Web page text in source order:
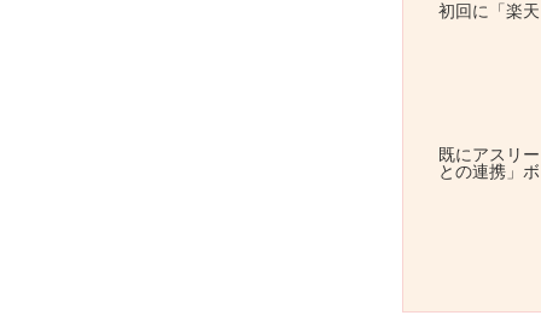
初回に「楽
既にアスリ
との連携」